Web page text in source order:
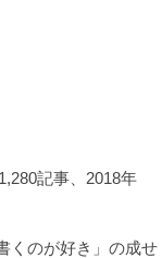
記事、2018年
くのが好き」の成せ